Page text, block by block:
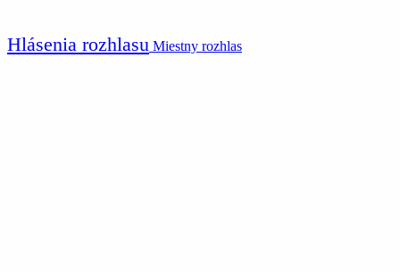
Hlásenia rozhlasu Miestny rozhlas